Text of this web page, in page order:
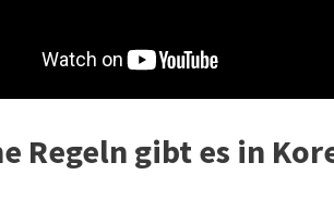
Regeln gibt es in